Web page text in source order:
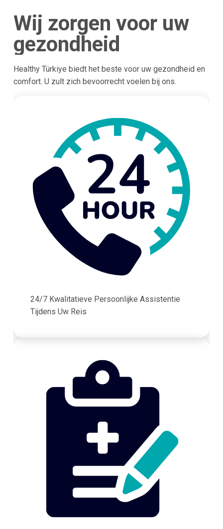
Wij zorgen voor uw
gezondheid
Healthy Türkiye biedt het beste voor uw gezondheid en
comfort. U zult zich bevoorrecht voelen bij ons.
24/7 Kwalitatieve Persoonlijke Assistentie
Tijdens Uw Reis